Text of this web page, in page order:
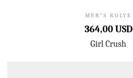
MER"S KOLYE
364,00 USD
Girl Crush